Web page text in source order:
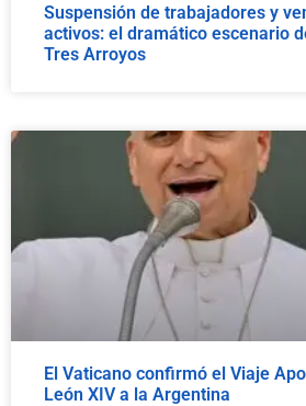
Suspensión de trabajadores y
activos: el dramático escenario
Tres Arroyos
El Vaticano confirmó el Viaje
León XIV a la Argentina